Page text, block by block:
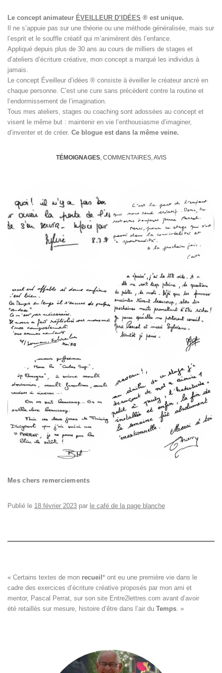
Le concept animateur ÉVEILLEUR D’IDÉES ® est unique.
Il ne s’appuie pas sur une théorie ou une méthode généralisée, mais sur
l’esprit et le souffle créatif qui m’animèrent dès l’enfance.
Appliqué depuis plus de 30 ans au cours de milliers de stages et
d’ateliers d’écriture créative, mon concept a marqué les individus à
jamais.
Le concept Éveilleur d’idées ® consiste à éveiller le créateur ancré en
chaque personne. C’est une cure sans précédent contre la routine et
l’endormissement de l’imagination.
Tous mes ateliers, stages ou coaching sont adossées au concept et
visent le même but : maintenir en vie l’enthousiasme d’imaginer,
d’inventer et de créer. Ce blogue est dans la même veine.
TÉMOIGNAGES, COMMENTAIRES, AVIS
Mes chers remerciements
Publié le 18 février 2023 par le café de la page blanche
« Certains textes de mon recueil * ont eu une première vie dans le
cadre des exercices d’écriture créative proposés par mon ami et
mentor, Pascal Perrat, sur son site Entre2lettres.com avant d’avoir
été retaillés sur mesure, histoire d’être dans l’air du Temps . »